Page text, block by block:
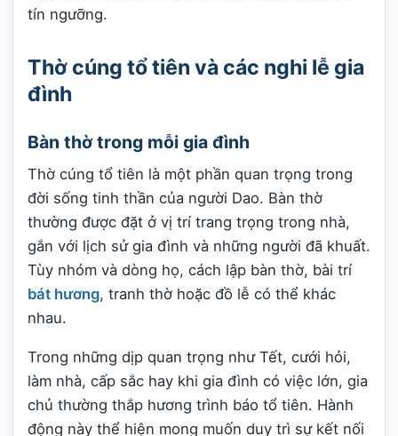
tín ngưỡng.
Thờ cúng tổ tiên và các nghi lễ gia
đình
Bàn thờ trong mỗi gia đình
Thờ cúng tổ tiên là một phần quan trọng trong
đời sống tinh thần của người Dao. Bàn thờ
thường được đặt ở vị trí trang trọng trong nhà,
gắn với lịch sử gia đình và những người đã khuất.
Tùy nhóm và dòng họ, cách lập bàn thờ, bài trí
bát hương, tranh thờ hoặc đồ lễ có thể khác
nhau.
Trong những dịp quan trọng như Tết, cưới hỏi,
làm nhà, cấp sắc hay khi gia đình có việc lớn, gia
chủ thường thắp hương trình báo tổ tiên. Hành
động này thể hiện mong muốn duy trì sự kết nối